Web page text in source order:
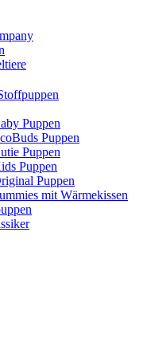
Puppen
Puppen
Puppen
Puppen
Puppen
mit Wärmekissen